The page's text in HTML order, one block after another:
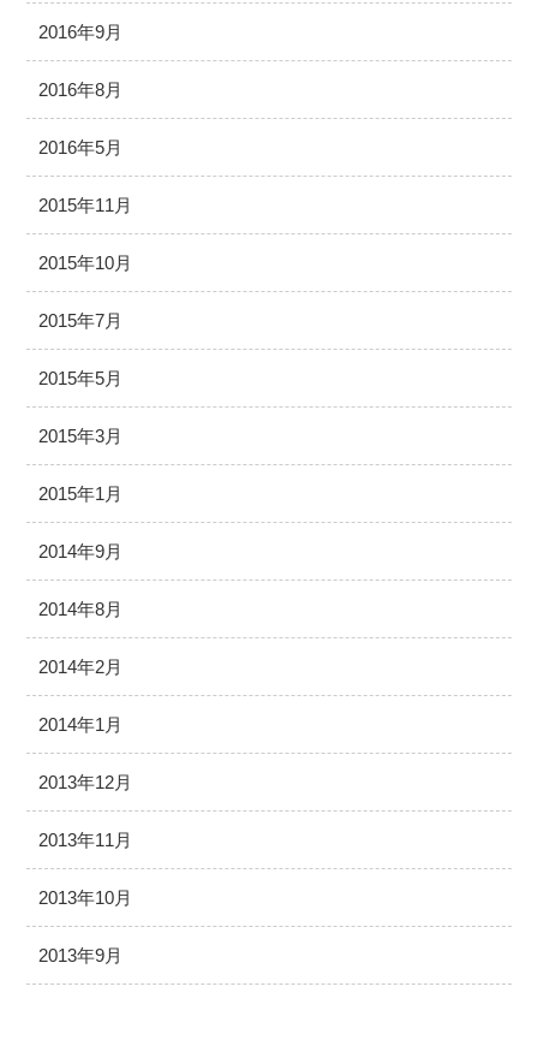
2016年9月
2016年8月
2016年5月
2015年11月
2015年10月
2015年7月
2015年5月
2015年3月
2015年1月
2014年9月
2014年8月
2014年2月
2014年1月
2013年12月
2013年11月
2013年10月
2013年9月